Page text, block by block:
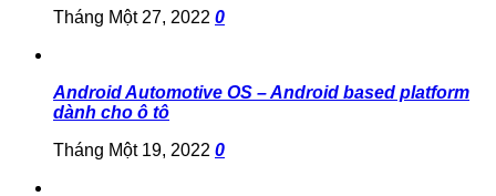
Tháng Một 27, 2022 0
Android Automotive OS – Android based platform
dành cho ô tô
Tháng Một 19, 2022 0